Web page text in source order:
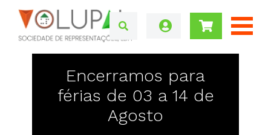
Encerramos para
férias de 03 a 14 de
Agosto